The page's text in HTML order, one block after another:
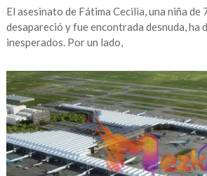
El asesinato de Fátima Cecilia, una niña de
desapareció y fue encontrada desnuda, ha
inesperados. Por un lado,